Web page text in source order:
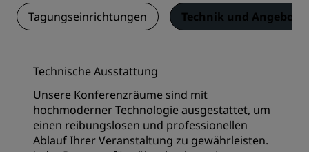
Tagungseinrichtungen Technik und
Technische Ausstattung
Unsere Konferenzräume sind mit
hochmoderner Technologie ausgestattet, um
einen reibungslosen und professionellen
Ablauf Ihrer Veranstaltung zu gewährleisten.